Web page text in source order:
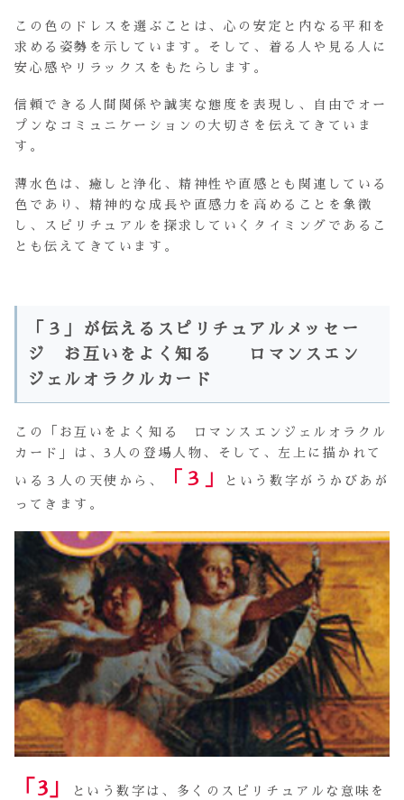
この色のドレスを選ぶことは、心の安定と内なる平和を
求める姿勢を示しています。そして、着る人や見る人に
安心感やリラックスをもたらします。
信頼できる人間関係や誠実な態度を表現し、自由でオー
プンなコミュニケーションの大切さを伝えてきていま
す。
薄水色は、癒しと浄化、精神性や直感とも関連している
色であり、精神的な成長や直感力を高めることを象徴
し、スピリチュアルを探求していくタイミングであるこ
とも伝えてきています。
「３」が伝えるスピリチュアルメッセー
ジ お互いをよく知る ロマンスエン
ジェルオラクルカード
この「お互いをよく知る ロマンスエンジェルオラクル
カード」は、3人の登場人物、そして、左上に描かれて
いる３人の天使から、 「３」
という数字がうかびあが
ってきます。
「3」
という数字は、多くのスピリチュアルな意味を